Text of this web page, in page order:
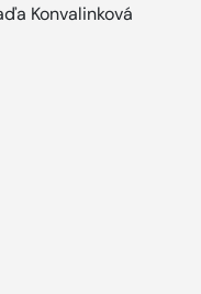
Konvalinková